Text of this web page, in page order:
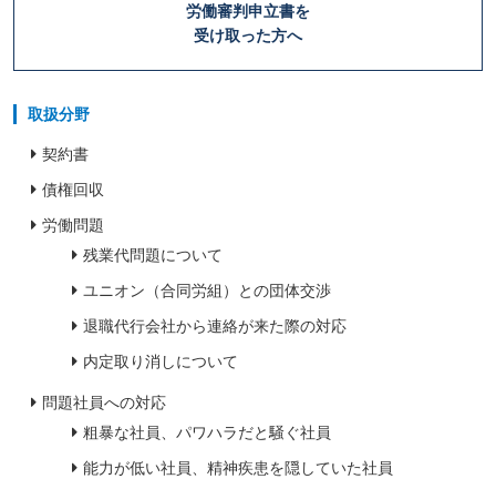
労働審判申立書を
受け取った方へ
取扱分野
契約書
債権回収
労働問題
残業代問題について
ユニオン（合同労組）との団体交渉
退職代行会社から連絡が来た際の対応
内定取り消しについて
問題社員への対応
粗暴な社員、パワハラだと騒ぐ社員
能力が低い社員、精神疾患を隠していた社員